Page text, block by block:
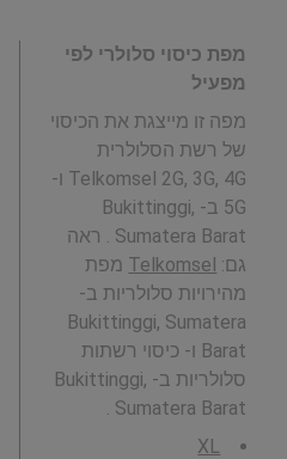
מפת כיסוי סלולרי לפי
מפעיל
מפה זו מייצגת את הכיסוי
של רשת הסלולרית
Telkomsel 2G, 3G, 4G ו-
5G ב- Bukittinggi,
Sumatera Barat . ראה
גם: Telkomsel מפת
מהירויות סלולריות ב-
Bukittinggi, Sumatera
Barat ו- כיסוי רשתות
סלולריות ב- Bukittinggi,
Sumatera Barat .
XL